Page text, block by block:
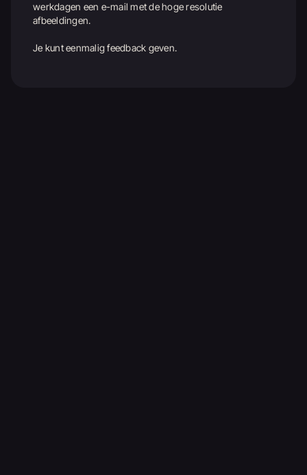
werkdagen een e-mail met de hoge resolutie
afbeeldingen.
Je kunt eenmalig feedback geven.